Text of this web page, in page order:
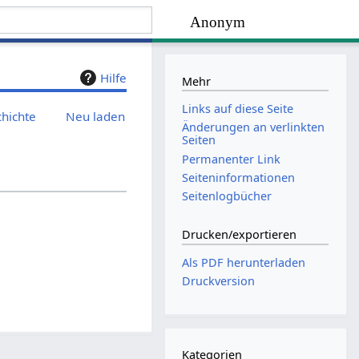
Anonym
Hilfe
Neu laden
Mehr
Links auf diese Seite
Änderungen an verlinkten
Seiten
Permanenter Link
Seiten­­informationen
Seitenlogbücher
Drucken/­exportieren
Als PDF herunterladen
Druckversion
Kategorien